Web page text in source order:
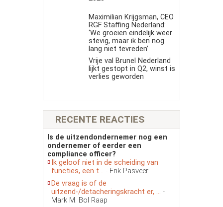
Maximilian Krijgsman, CEO
RGF Staffing Nederland:
‘We groeien eindelijk weer
stevig, maar ik ben nog
lang niet tevreden’
Vrije val Brunel Nederland
lijkt gestopt in Q2, winst is
verlies geworden
RECENTE REACTIES
Is de uitzendondernemer nog een
ondernemer of eerder een
compliance officer?
Ik geloof niet in de scheiding van
functies, een t... - Erik Pasveer
De vraag is of de
uitzend-/detacheringskracht er, ... -
Mark M. Bol Raap